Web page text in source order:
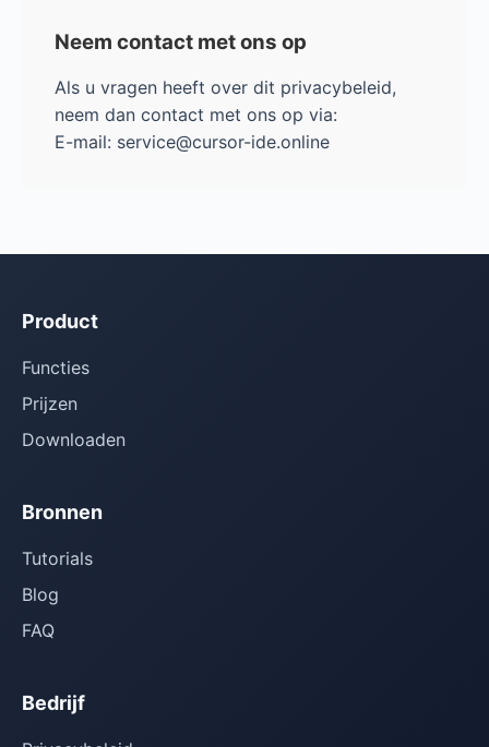
Neem contact met ons op
Als u vragen heeft over dit privacybeleid,
neem dan contact met ons op via:
E-mail: service@cursor-ide.online
Product
Functies
Prijzen
Downloaden
Bronnen
Tutorials
Blog
FAQ
Bedrijf